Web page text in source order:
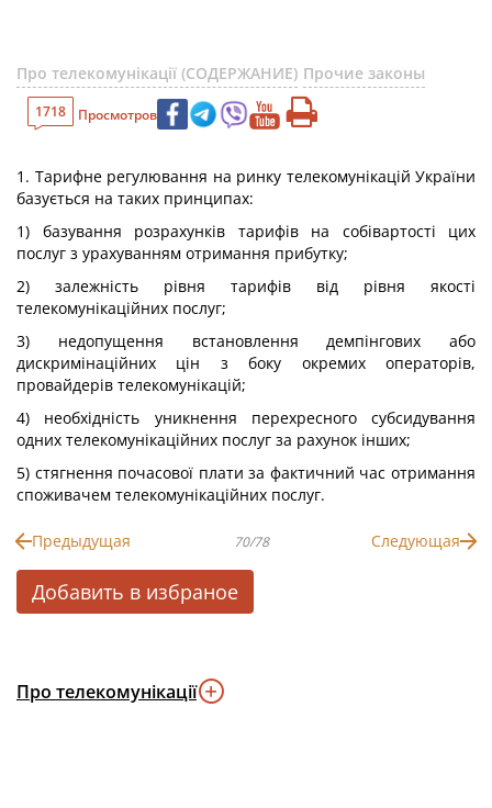
Про телекомунікації (СОДЕРЖАНИЕ) Прочие законы
1718 Просмотров
1. Тарифне регулювання на ринку телекомунікацій України
базується на таких принципах:
1) базування розрахунків тарифів на собівартості цих
послуг з урахуванням отримання прибутку;
2) залежність рівня тарифів від рівня якості
телекомунікаційних послуг;
3) недопущення встановлення демпінгових або
дискримінаційних цін з боку окремих операторів,
провайдерів телекомунікацій;
4) необхідність уникнення перехресного субсидування
одних телекомунікаційних послуг за рахунок інших;
5) стягнення почасової плати за фактичний час отримання
споживачем телекомунікаційних послуг.
Предыдущая 70/78 Следующая
Добавить в избраное
Про телекомунікації